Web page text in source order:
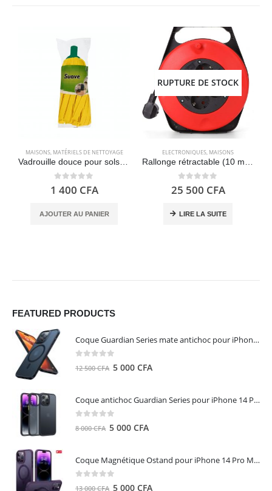
MAISONS, MATÉRIELS DE NETTOYAGE
Vadrouille douce pour sols intérieurs – Bosque Verde
0 out of 5
1 400 CFA
AJOUTER AU PANIER
RUPTURE DE STOCK
ELECTRONIQUES, MAISONS
Rallonge rétractable (10 mètres) robuste, disjoncteur 16A et matériaux anti-inflammables
0 out of 5
25 500 CFA
LIRE LA SUITE
FEATURED PRODUCTS
Coque Guardian Series mate antichoc pour iPhone 15 Pro Max avec Magsafe Noir - Torras
12 500CFA Le
était :
12
500 CFA.
5 000 CFALe
est :
Coque antichoc Guardian Series pour iPhone 14 Pro Max - TORRAS
out of 5
8 000CFA Le
était :
8
5 000 CFA
est :
Coque Magnétique Ostand pour iPhone 14 Pro Max - Violet Foncé - TORRAS
13 000CFA Le
5 000 CFA